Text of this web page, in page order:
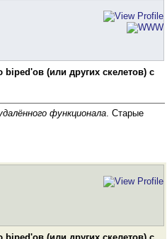
(или других скелетов) с
функционала. Старые